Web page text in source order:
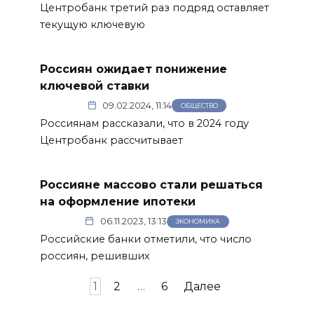
Центробанк третий раз подряд оставляет
текущую ключевую
Россиян ожидает понижение
ключевой ставки
09.02.2024, 11:14 ОБЩЕСТВО
Россиянам рассказали, что в 2024 году
Центробанк рассчитывает
Россияне массово стали решаться
на оформление ипотеки
06.11.2023, 13:13 ЭКОНОМИКА
Российские банки отметили, что число
россиян, решивших
1 2 … 6 Далее